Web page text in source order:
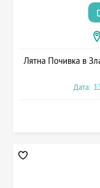
Лятна Почивка в
Дата: